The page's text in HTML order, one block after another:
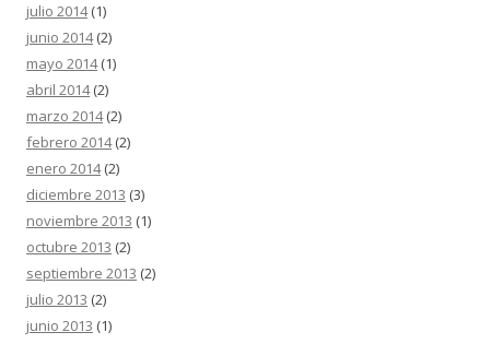
julio 2014(1)
junio 2014(2)
mayo 2014(1)
abril 2014(2)
marzo 2014(2)
febrero 2014(2)
enero 2014(2)
diciembre 2013 (3)
noviembre 2013 (1)
octubre 2013 (2)
septiembre 2013 (2)
julio 2013 (2)
junio 2013 (1)